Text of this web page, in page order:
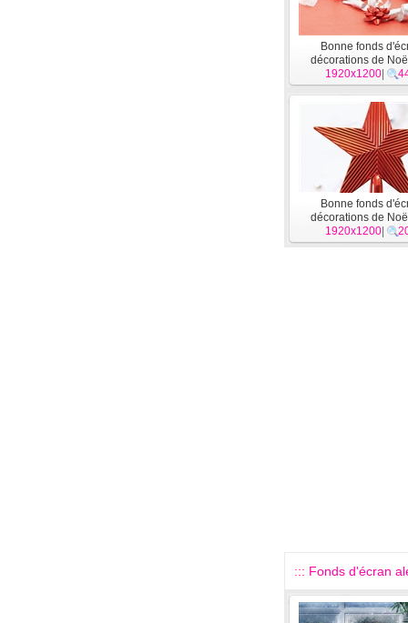
Bonne fonds
décorations de
1920x1200
Bonne fonds
décorations de
1920x1200
::: Fonds d'écran